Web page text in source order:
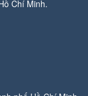
Chí Minh.